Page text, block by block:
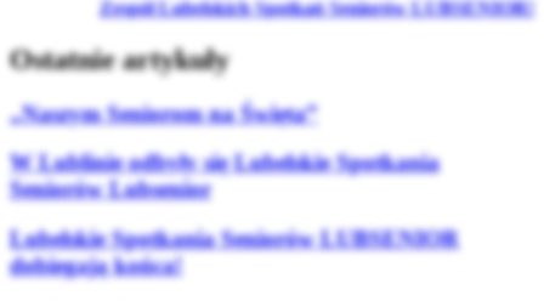
Zespół Lubelskich Spotkań Seniorów LUBSENIOR!
Ostatnie artykuły
„Naszym Seniorom na Święta”
W Lublinie odbyły się Lubelskie Spotkania
Seniorów Lubsenior
Lubelskie Spotkania Seniorów LUBSENIOR
dobiegają końca!